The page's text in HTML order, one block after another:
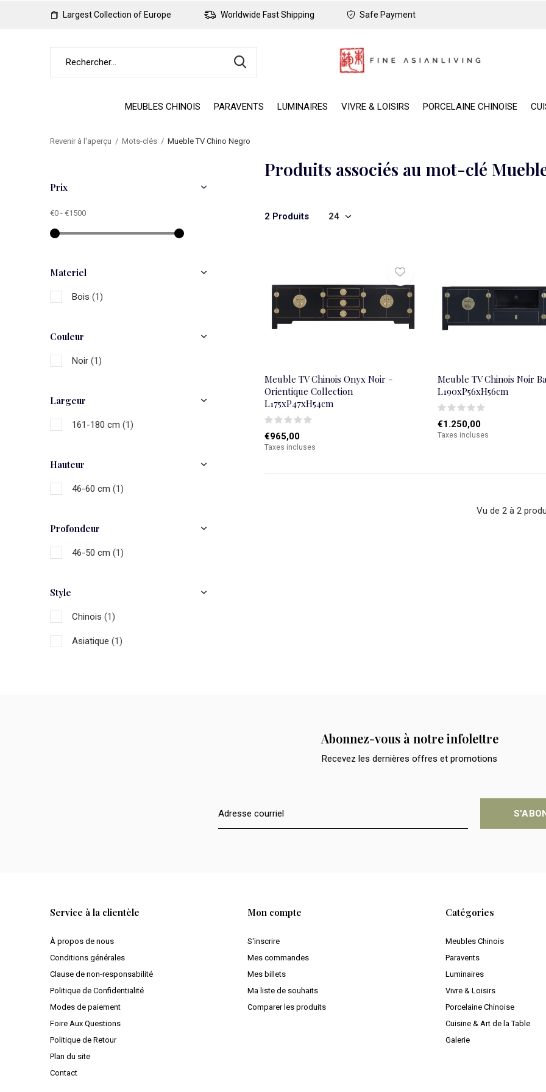
MEUBLES CHINOIS PARAVENTS LUMINAIRES VIVRE & LOISIRS PORCELAINE CHINOISE
Largest Collection of Europe Worldwide Fast Shipping Safe Payment
Revenir à l'aperçu Mots-clés Mueble TV Chino Negro
Produits associés au mot-clé
2 Produits
Meuble TV Chinois Onyx Noir -
Orientique Collection
L175xP47xH54cm
€965,00
Taxes incluses
Meuble TV Chinois Noir
L190xP56xH56cm
€1.250,00
Taxes incluses
Vu de 2 à 2
Prix
€0 - €1500
Materiel
Bois (1)
Couleur
Noir (1)
Largeur
161-180 cm (1)
Hauteur
46-60 cm (1)
Profondeur
46-50 cm (1)
Style
Chinois (1)
Asiatique (1)
Abonnez-vous à notre infolettre
Recevez les dernières offres et promotions
Service à la clientèle
À propos de nous
Conditions générales
Clause de non-responsabilité
Politique de Confidentialité
Modes de paiement
Foire Aux Questions
Politique de Retour
Plan du site
Contact
Mon compte
S'inscrire
Mes commandes
Mes billets
Ma liste de souhaits
Comparer les produits
Catégories
Meubles Chinois
Paravents
Luminaires
Vivre & Loisirs
Porcelaine Chinoise
Cuisine & Art de la Table
Galerie